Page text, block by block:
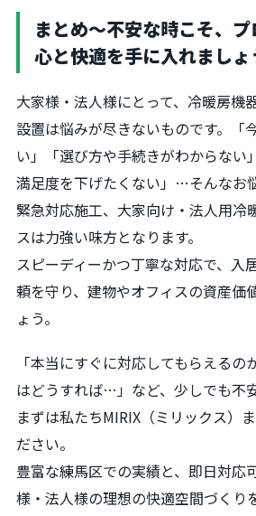
まとめ～不安な時こそ、
心と快適を手に入れましょ
大家様・法人様にとって、冷暖房機
設置は悩みが尽きないものです。「
い」「選び方や手続きがわからない
満足度を下げたくない」…そんなお
緊急対応施工、大家向け・法人用冷
スは力強い味方となります。
スピーディーかつ丁寧な対応で、入
頼を守り、建物やオフィスの資産価
ょう。
「本当にすぐに対応してもらえるの
はどうすれば…」など、少しでも不
まずは私たちMIRIX（ミリックス）
ださい。
豊富な練馬区での実績と、即日対応
様・法人様の理想の快適空間づくり